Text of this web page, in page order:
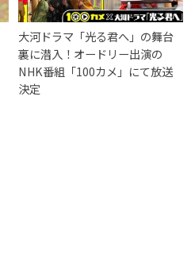
大河ドラマ「光る君へ」の舞台
裏に潜入！オードリー出演の
NHK番組「100カメ」にて放送
決定